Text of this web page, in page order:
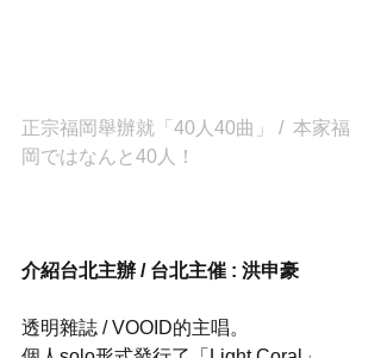
正宗福岡舉辦就「40人40曲」 /  本家福
岡ではなんと40人！
介紹台北主辦 / 台北主催 : 洪申豪
透明雜誌 / VOOID的主唱。